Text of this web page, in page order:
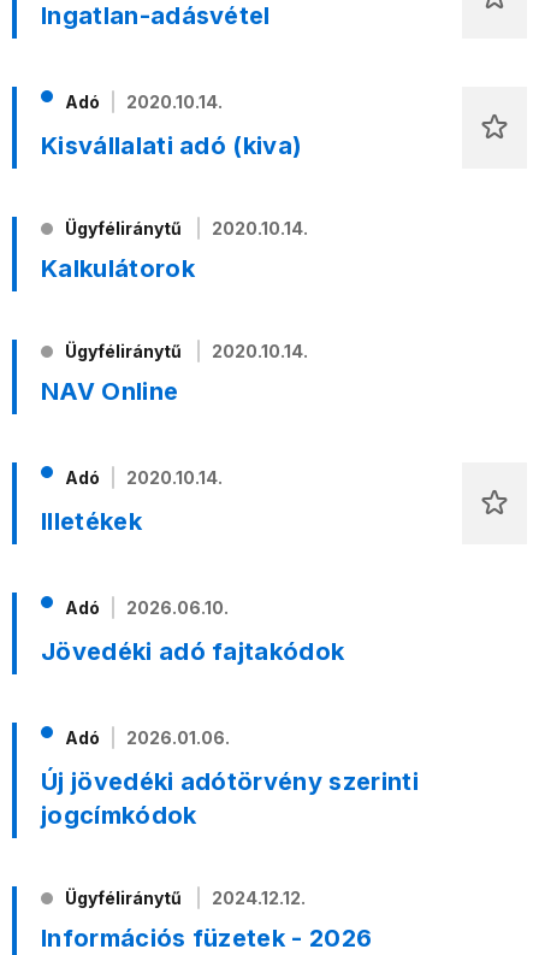
Ingatlan-adásvétel
Adó 2020.10.14.
Kisvállalati adó (kiva)
Ügyféliránytű 2020.10.14.
Kalkulátorok
Ügyféliránytű 2020.10.14.
NAV Online
Adó 2020.10.14.
Illetékek
Adó 2026.06.10.
Jövedéki adó fajtakódok
Adó 2026.01.06.
Új jövedéki adótörvény szerinti
jogcímkódok
Ügyféliránytű 2024.12.12.
Információs füzetek - 2026